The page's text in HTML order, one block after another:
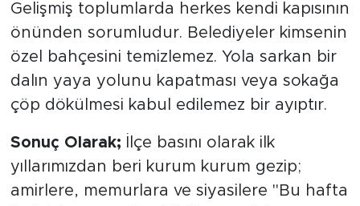
Gelişmiş toplumlarda herkes kendi kapısının
önünden sorumludur. Belediyeler kimsenin
özel bahçesini temizlemez. Yola sarkan bir
dalın yaya yolunu kapatması veya sokağa
çöp dökülmesi kabul edilemez bir ayıptır.
Sonuç Olarak; İlçe basını olarak ilk
yıllarımızdan beri kurum kurum gezip;
amirlere, memurlara ve siyasilere "Bu hafta